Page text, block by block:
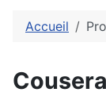
Accueil